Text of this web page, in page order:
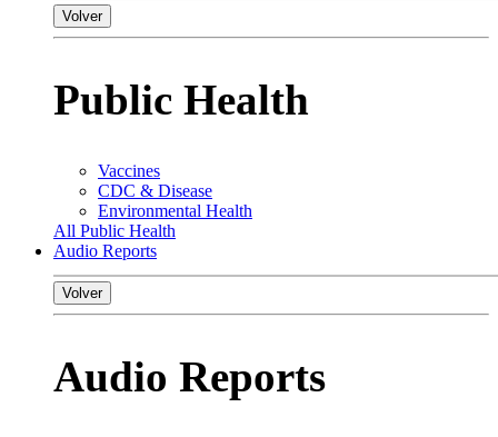
Volver
Public Health
Vaccines
CDC & Disease
Environmental Health
All Public Health
Audio Reports
Volver
Audio Reports